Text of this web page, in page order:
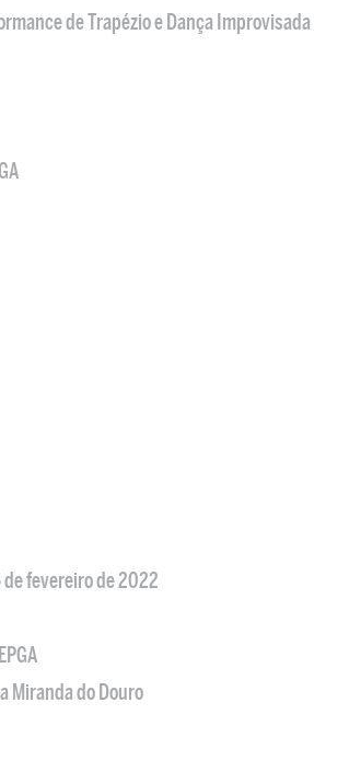
de Trapézio e Dança Improvisada
de fevereiro de 2022
Miranda do Douro